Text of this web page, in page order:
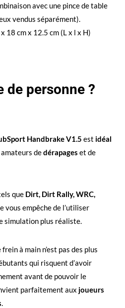
avec une pince de table
vendus séparément).
18 cm x 12.5 cm (L x l x H)
de personne ?
Handbrake V1.5 est idéal
amateurs dedérapages et de
que Dirt, Dirt Rally, WRC,
vous empêche de l’utiliser
simulation plus réaliste.
à main n’est pas des plus
qui risquent d’avoir
avant de pouvoir le
parfaitement aux joueurs